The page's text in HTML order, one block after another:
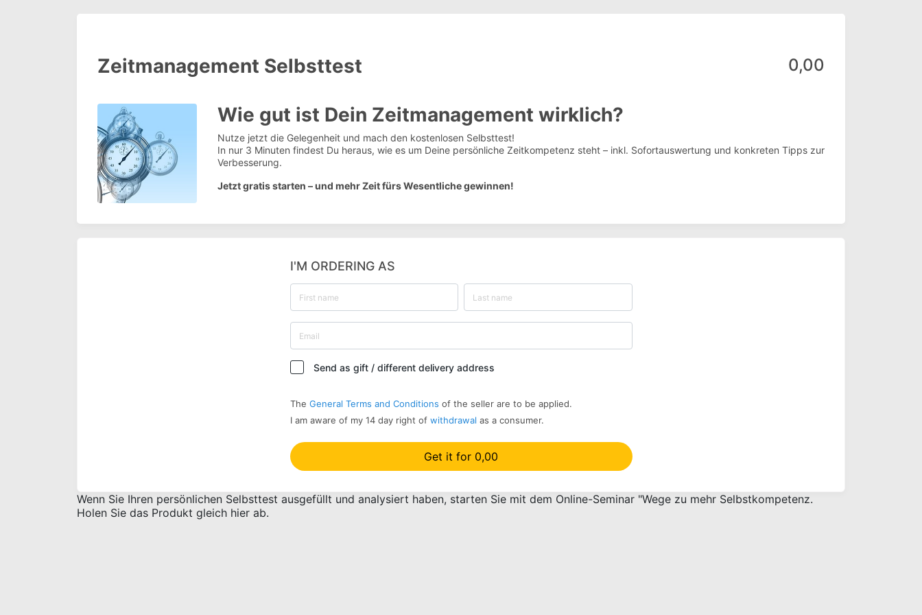
Zeitmanagement Selbsttest 0,00
Wie gut ist Dein Zeitmanagement wirklich?
Nutze jetzt die Gelegenheit und mach den kostenlosen Selbsttest!
In nur 3 Minuten findest Du heraus, wie es um Deine persönliche Zeitkompetenz steht – inkl. Sofortauswertung und konkreten Tipps zur
Verbesserung.
Jetzt gratis starten – und mehr Zeit fürs Wesentliche gewinnen!
I'M ORDERING AS
Send as gift / different delivery address
The General Terms and Conditions of the seller are to be applied.
I am aware of my 14 day right of withdrawal as a consumer.
Get it for 0,00
Wenn Sie Ihren persönlichen Selbsttest ausgefüllt und analysiert haben, starten Sie mit dem Online-Seminar "Wege zu mehr Selbstkompetenz.
Holen Sie das Produkt gleich hier ab.